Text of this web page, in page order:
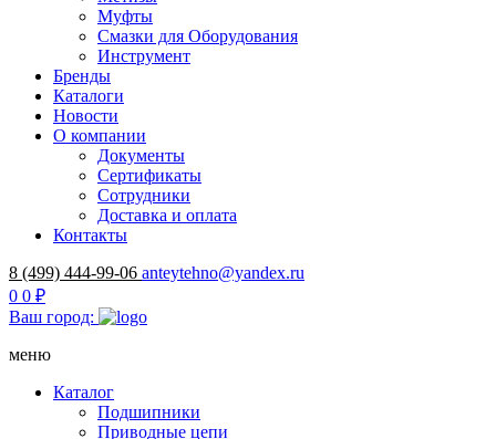
Муфты
Смазки для Оборудования
Инструмент
Бренды
Каталоги
Новости
О компании
Документы
Сертификаты
Сотрудники
Доставка и оплата
Контакты
8 (499) 444-99-06 anteytehno@yandex.ru
0 0 ₽
Ваш город:
меню
Каталог
Подшипники
Приводные цепи